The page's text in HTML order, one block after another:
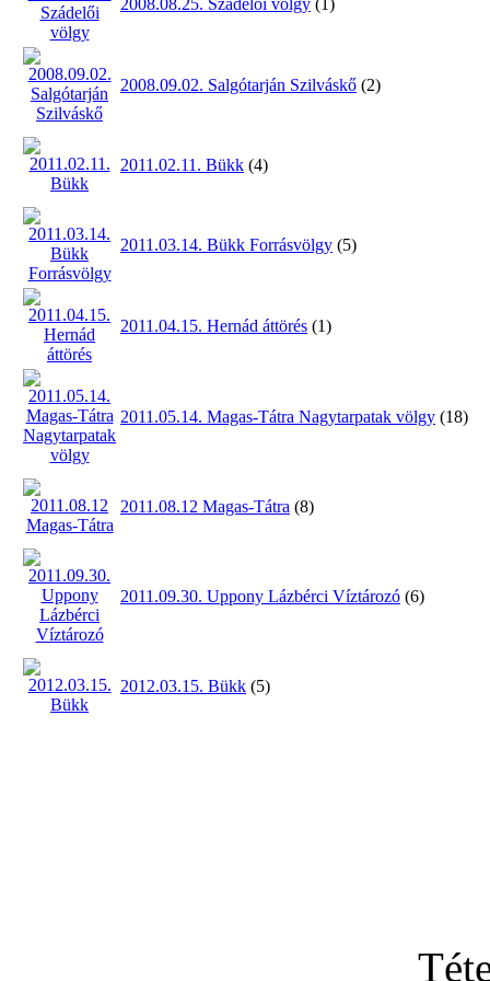
2008.09.02. Salgótarján Szilváskő (2)
2011.02.11. Bükk (4)
2011.03.14. Bükk Forrásvölgy (5)
2011.04.15. Hernád áttörés (1)
2011.05.14. Magas-Tátra Nagytarpatak völgy (18)
2011.08.12 Magas-Tátra (8)
2011.09.30. Uppony Lázbérci Víztározó (6)
2012.03.15. Bükk (5)